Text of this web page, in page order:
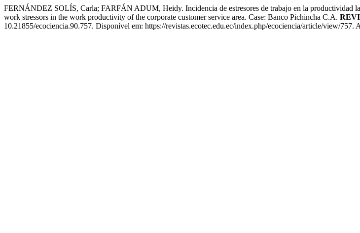
FERNÁNDEZ SOLÍS, Carla; FARFÁN ADUM, Heidy. Incidencia de estresores de trabajo en la productividad
work stressors in the work productivity of the corporate customer service area. Case: Banco Pichincha C.A.
10.21855/ecociencia.90.757. Disponível em: https://revistas.ecotec.edu.ec/index.php/ecociencia/article/view/757.